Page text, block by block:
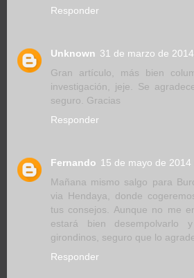
Responder
Unknown 31 de marzo de
Gran artículo, más bien
investigación, jeje. Se
seguro. Gracias
Responder
Fernando 15 de mayo de 2014
Mañana mismo salgo para
via Hendaya, donde
tus consejos. Aunque no me
estará bien desempolvarlo
girondinos, seguro que lo
Responder